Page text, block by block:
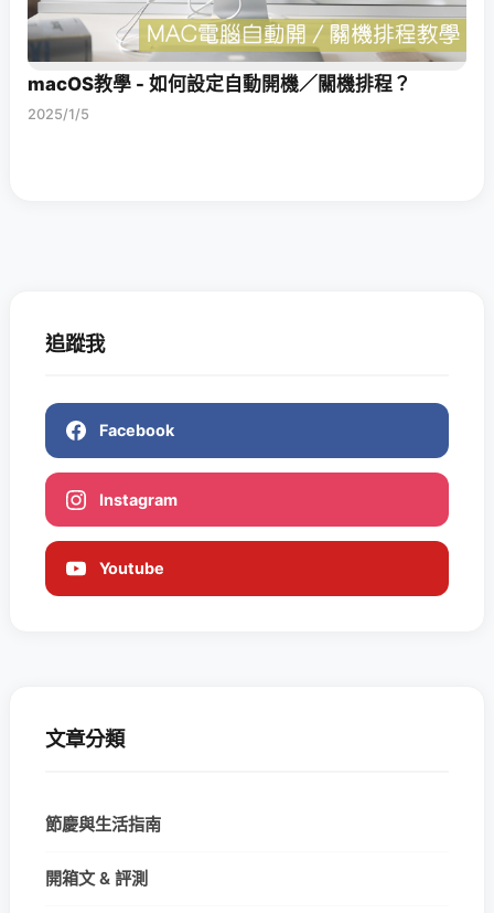
macOS教學 - 如何設定自動開機／關機排程？
2025/1/5
追蹤我
Facebook
Instagram
Youtube
文章分類
節慶與生活指南
開箱文 & 評測